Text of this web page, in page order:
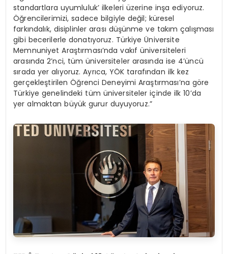
standartlara uyumluluk’ ilkeleri üzerine inşa ediyoruz.
Öğrencilerimizi, sadece bilgiyle değil; küresel
farkındalık, disiplinler arası düşünme ve takım çalışması
gibi becerilerle donatıyoruz. Türkiye Üniversite
Memnuniyet Araştırması’nda vakıf üniversiteleri
arasında 2’nci, tüm üniversiteler arasında ise 4’üncü
sırada yer alıyoruz. Ayrıca, YÖK tarafından ilk kez
gerçekleştirilen Öğrenci Deneyimi Araştırması’na göre
Türkiye genelindeki tüm üniversiteler içinde ilk 10’da
yer almaktan büyük gurur duyuyoruz.”